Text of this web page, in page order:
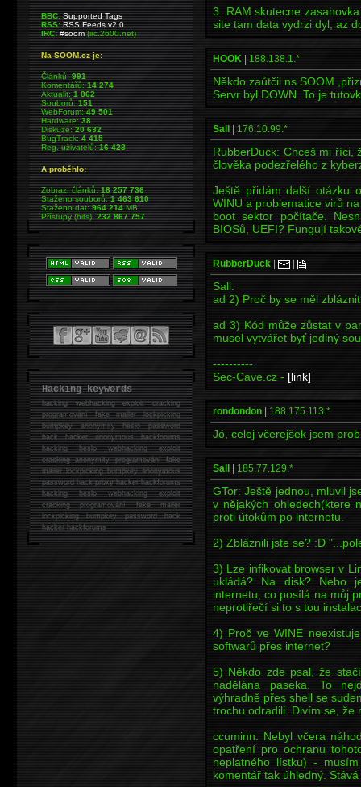
3. RAM skutecne
site tam data vydrzi dyl, az
HOOK 188.138.1.*
Někdo zaůtčil ns SOOM
Servr byl DOWN .To je
Sall 176.10.99.*
RubberDuck: Chceš mi říci,
člověka podezřelého z
Ještě přidám další otázku
WINU a problematice virů
boot sektor počítače.
BIOSů, UEFI? Fungují
RubberDuck
Sall:
ad 2) Proč by se měl
ad 3) Kód může zůstat v
musel vytvářet byť jediný
----------
Sec-Cave.cz - [link]
rondondon 188.175.113.*
Jó, celej včerejšek jsem
Sall 185.77.129.*
GTor: Ještě jednou, mluvil
v nějakých ohledech(ktere
proti útokům po internetu.
2) Zbláznili jste se? :D
3) Lze infikovat browser v
ukládá? Na disk? Nebo
internetu, co posílá na můj
neprotiřečí si to s tou
4) Proč ve WINE
softwarů přes internet?
5) Někdo zde psal, že
nadělána paseka. To
výhradně přes shell se
trochu odradili. Divím se, že
ccuminn: Nebyl včera
opatření pro ochranu
neplatného lístku) -
komentář tak úhledný.
BBC: Supported Tags
RSS: RSS Feeds v2.0
IRC: #soom(irc.2600.net)
Na SOOM.cz je:
Článků:991
Komentářů:14 274
Aktualit:1 862
Souborů:151
WebForum:49 501
Hardware:38
Diskuze:20 632
BugTrack:4 415
Reg. uživatelů:16 428
A proběhlo:
Zobraz. článků:18 257 736
Staženo souborů:1 463 610
Staženo dat:964 214MB
Přístupy (hits):232 867 757
Hacking keywords
hackingwebhacking exploit cracking
programování fake mailer lockpicking
bumpkey anonymity heslo password
hackhacker anonymous hackforums
hackingheslo webhacking exploit
cracking anonymity programování fake
mailer lockpicking bumpkey anonymous
password hack proxy hacker hackforums
hacking heslo webhacking exploit
cracking programování fake mailer
lockpicking bumpkey password hack
hackerhackforums